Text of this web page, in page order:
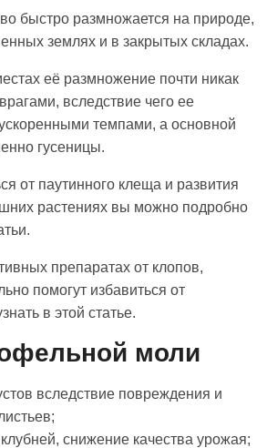
быстро размножается на природе,
землях и в закрытых складах.
её размножение почти никак
вследствие чего ее
темпами, а основной
гусеницы.
от паутинного клеща и развития
растениях вы можно подробно
препаратах от клопов,
помогут избавиться от
в этой статье.
моли
вследствие повреждения и
снижение качества урожая;